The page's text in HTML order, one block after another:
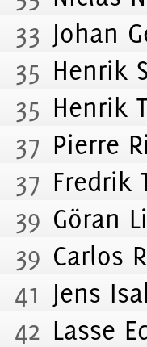
33 Johan
35 Henrik
35 Henrik
37 Pierre
37 Fredrik
39 Göran
39 Carlos
41 Jens
42 Lasse